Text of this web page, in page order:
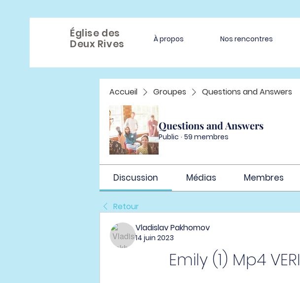
Église des
Deux Rives
À propos Nos rencontres
Accueil Groupes Questions and Answers
Questions and Answers
Public · 59 membres
Discussion Médias Membres
Retour
Vladislav Pakhomov
14 juin 2023
Emily (1) Mp4